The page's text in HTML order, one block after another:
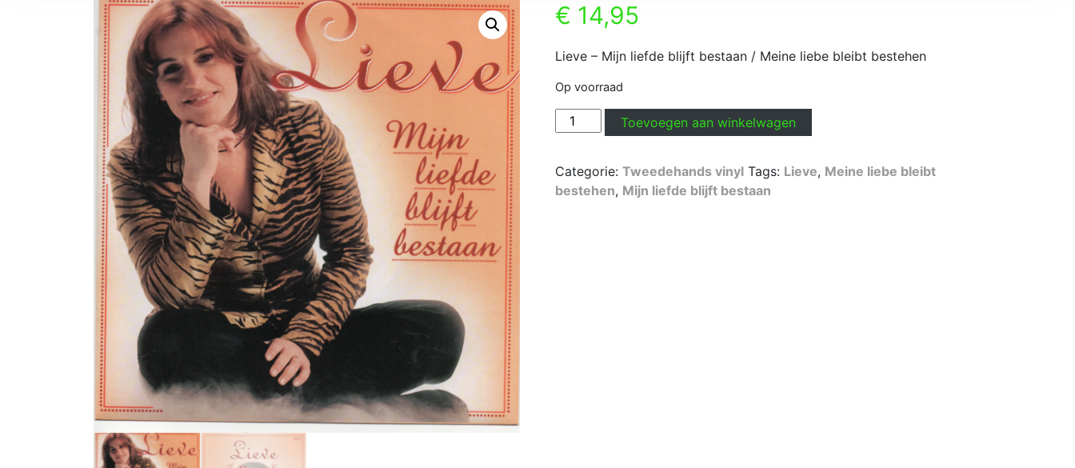
€ 14,95
Lieve – Mijn liefde blijft bestaan / Meine liebe bleibt bestehen
Op voorraad
Lieve
-
liefde
blijft
Toevoegen aan winkelwagen
Categorie:Tweedehands vinyl Tags: Lieve, Meine liebe bleibt
bestehen, Mijn liefde blijft bestaan